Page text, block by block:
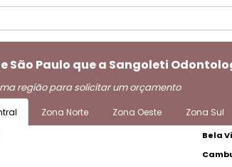
São Paulo que a Sangoleti
região para solicitar um orçamento
Zona Norte Zona Oeste Zona Sul
Bela